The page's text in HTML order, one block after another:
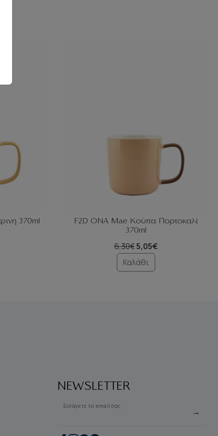
370ml
F2D ΟΝΑ Mae Κούπα Πορτοκαλί
370ml
6,30€5,05€
Καλάθι
NEWSLETTER
Εισάγετε το email σας
→